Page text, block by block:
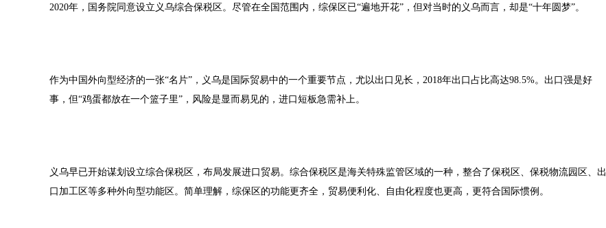
2020年，国务院同意设立义乌综合保税区。尽管在全国范围内，综保区已“遍地开花”，但对当时的义乌而言，却是“十年圆梦”。
作为中国外向型经济的一张“名片”，义乌是国际贸易中的一个重要节点，尤以出口见长，2018年出口占比高达98.5%。出口强是好
事，但“鸡蛋都放在一个篮子里”，风险是显而易见的，进口短板急需补上。
义乌早已开始谋划设立综合保税区，布局发展进口贸易。综合保税区是海关特殊监管区域的一种，整合了保税区、保税物流园区、出
口加工区等多种外向型功能区。简单理解，综保区的功能更齐全，贸易便利化、自由化程度也更高，更符合国际惯例。